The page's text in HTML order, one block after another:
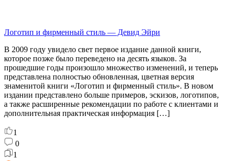
Логотип и фирменный стиль — Девид Эйри
В 2009 году увидело свет первое издание данной книги,
которое позже было переведено на десять языков. За
прошедшие годы произошло множество изменений, и теперь
представлена полностью обновленная, цветная версия
знаменитой книги «Логотип и фирменный стиль». В новом
издании представлено больше примеров, эскизов, логотипов,
а также расширенные рекомендации по работе с клиентами и
дополнительная практическая информация […]
1
0
1